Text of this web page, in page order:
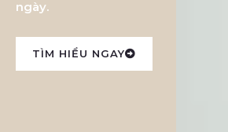
ngày.
TÌM HIỂU NGAY